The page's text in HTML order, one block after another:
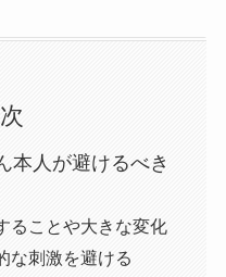
本人が避けるべき
ることや大きな変化
な刺激を避ける